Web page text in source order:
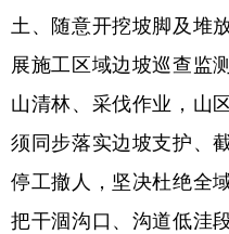
土、随意开挖坡脚及堆
展施工区域边坡巡查监
山清林、采伐作业，山
须同步落实边坡支护、
停工撤人，坚决杜绝全
把干涸沟口、沟道低洼